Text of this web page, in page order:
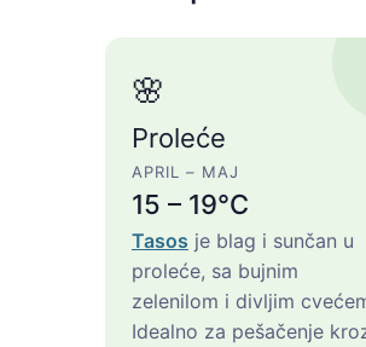
🌸
Proleće
APRIL – MAJ
15 – 19°C
Tasos je blag i sunčan u
proleće, sa bujnim
zelenilom i divljim
Idealno za pešačenje